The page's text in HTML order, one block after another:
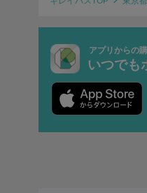
アプリからの
いつでも